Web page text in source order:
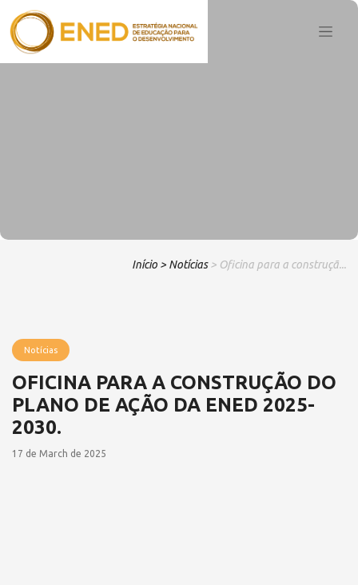
Início > Notícias > Oficina para a construçã...
Notícias
OFICINA PARA A CONSTRUÇÃO DO
PLANO DE AÇÃO DA ENED 2025-
2030.
17 de March de 2025